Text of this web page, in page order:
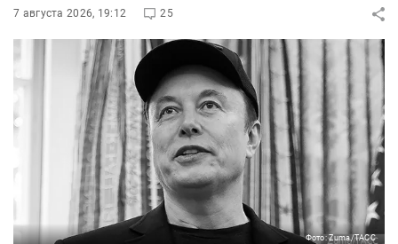
7 августа 2026, 19:12 25
Фото: Zuma/ТАСС